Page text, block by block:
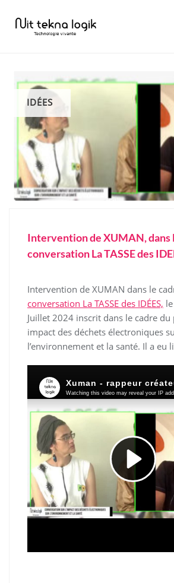
IDÉES
Intervention de XUMAN, dans
conversation La TASSE des
Intervention de XUMAN dans le
conversation La TASSE des IDÉES,
Juillet 2024 inscrit dans le cadre
impact des déchets électroniques
l’environnement et la santé. Il a eu